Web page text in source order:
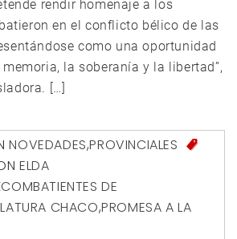
rendir homenaje a los
en el conflicto bélico de las
como una oportunidad
la soberanía y la libertad”,
[…]
NOVEDADES,PROVINCIALES
ELDA
DE
CHACO,PROMESA A LA